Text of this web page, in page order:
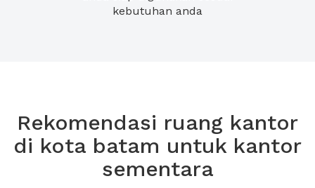
kebutuhan anda
Rekomendasi ruang kantor
di kota batam untuk kantor
sementara